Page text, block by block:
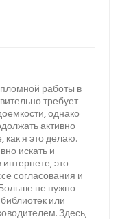
работы в
требует
однако
активно
как я это делаю.
искать и
это
согласования и
не нужно
или
Здесь,